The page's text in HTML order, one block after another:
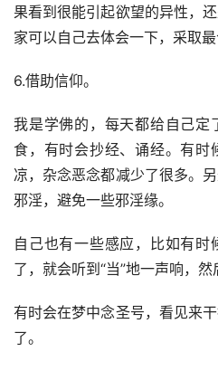
果看到很能引起欲望的异性，
家可以自己去体会一下，采取最
6.借助信仰。
我是学佛的，每天都给自己定
食，有时会抄经、诵经。有时
凉，杂念恶念都减少了很多。
邪淫，避免一些邪淫缘。
自己也有一些感应，比如有
了，就会听到“当”地一声响，然
有时会在梦中念圣号，看见来
了。